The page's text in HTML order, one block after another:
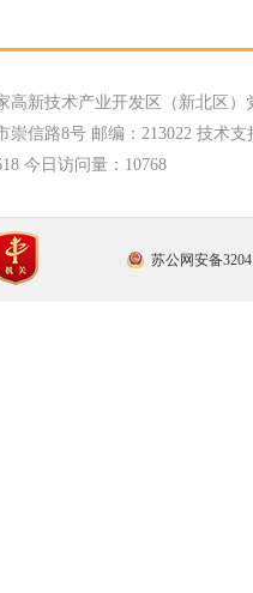
高新技术产业开发区（新北区）
崇信路8号 邮编：213022 技术支
今日访问量： 10768
苏公网安备